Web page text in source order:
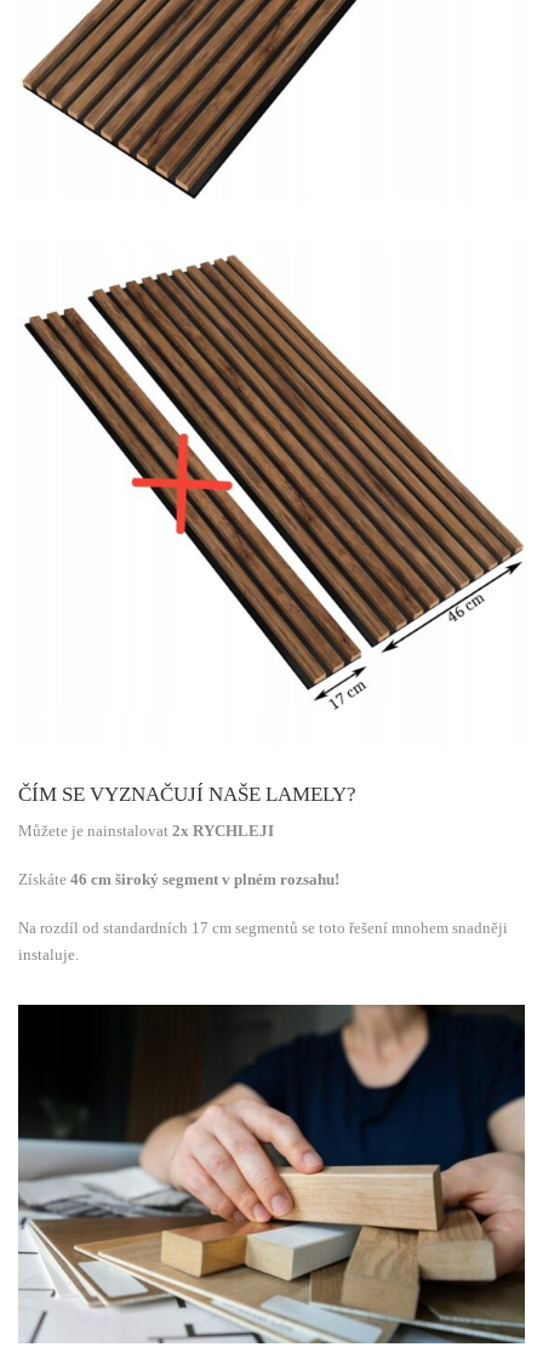
ČÍM SE VYZNAČUJÍ NAŠE LAMELY?
Můžete je nainstalovat 2x RYCHLEJI
Získáte 46 cm široký segment v plném rozsahu!
Na rozdíl od standardních 17 cm segmentů se toto řešení mnohem snadněji
instaluje.